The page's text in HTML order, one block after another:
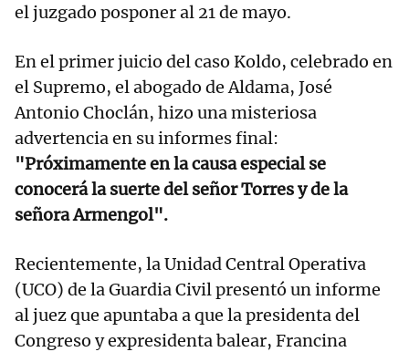
el juzgado posponer al 21 de mayo.
En el primer juicio del caso Koldo, celebrado en
el Supremo, el abogado de Aldama, José
Antonio Choclán, hizo una misteriosa
advertencia en su informes final:
"Próximamente en la causa especial se
conocerá la suerte del señor Torres y de la
señora Armengol".
Recientemente, la Unidad Central Operativa
(UCO) de la Guardia Civil presentó un informe
al juez que apuntaba a que la presidenta del
Congreso y expresidenta balear, Francina